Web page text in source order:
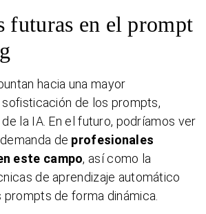
futuras en el prompt
hacia una mayor
de los prompts,
la IA. En el futuro, podríamos ver
de profesionales
este campo, así como la
de aprendizaje automático
de forma dinámica.